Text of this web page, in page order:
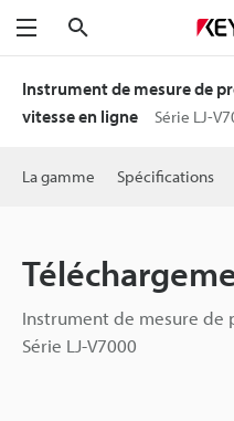
Menu
Instrument de mesure de
vitesse en ligne
Série LJ-
La gamme Spécifications
Instrument de mesure de
Série LJ-V7000